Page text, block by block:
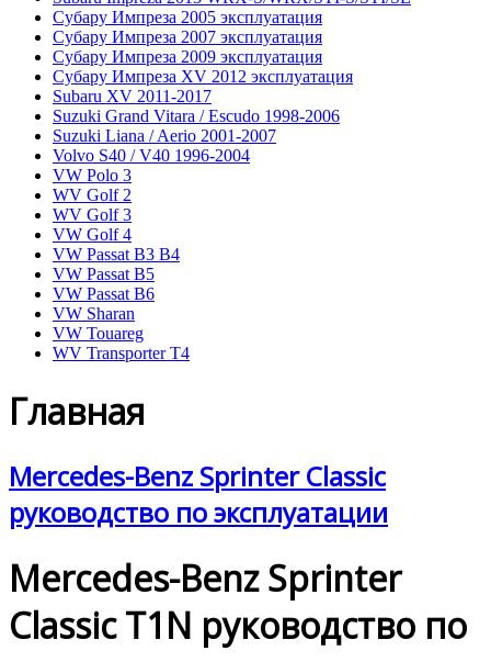
Субару Импреза 2005 эксплуатация
Субару Импреза 2007 эксплуатация
Субару Импреза 2009 эксплуатация
Субару Импреза XV 2012 эксплуатация
Subaru XV 2011-2017
Suzuki Grand Vitara / Escudo 1998-2006
Suzuki Liana / Aerio 2001-2007
Volvo S40 / V40 1996-2004
VW Polo 3
WV Golf 2
WV Golf 3
VW Golf 4
VW Passat B3 B4
VW Passat B5
VW Passat B6
VW Sharan
VW Touareg
WV Transporter T4
Главная
Mercedes-Benz Sprinter Classic
руководство по эксплуатации
Mercedes-Benz Sprinter
Classic T1N руководство по